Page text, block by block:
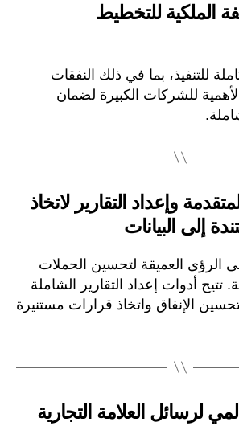
الملكية للتخطيط
للتنفيذ، بما في ذلك النفقات
للشركات الكبيرة لضمان
وإعداد التقارير لاتخاذ
إلى البيانات
الرؤى العميقة لتحسين الحملات
تتيح أدوات إعداد التقارير الشاملة
الإنفاق واتخاذ قرارات مستنيرة
لرسائل العلامة التجارية